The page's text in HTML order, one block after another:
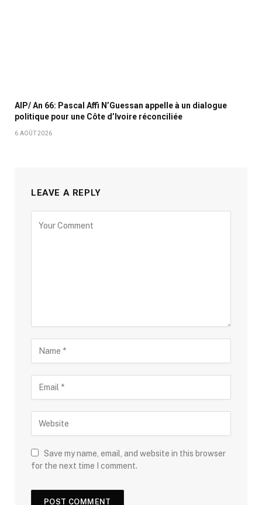
AIP/ An 66: Pascal Affi N’Guessan appelle à un dialogue
politique pour une Côte d’Ivoire réconciliée
6 AOÛT 2026
LEAVE A REPLY
Save my name, email, and website in this browser
for the next time I comment.